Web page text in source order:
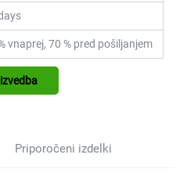
vnaprej, 70 % pred pošiljanjem
Priporočeni izdelki